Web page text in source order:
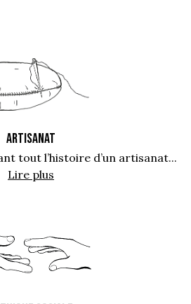
ARTISANAT
tout l’histoire d’un artisanat...
Lire plus